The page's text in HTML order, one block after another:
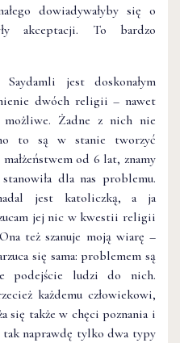
dowiadywałyby się o
akceptacji. To bardzo
jest doskonałym
dwóch religii – nawet
Żadne z nich nie
to są w stanie tworzyć
od 6 lat, znamy
dla nas problemu.
jest katoliczką, a ja
jej nic w kwestii religii
też szanuje moją wiarę –
się sama: problemem są
podejście ludzi do nich.
każdemu człowiekowi,
się także w chęci poznania i
tak naprawdę tylko dwa typy